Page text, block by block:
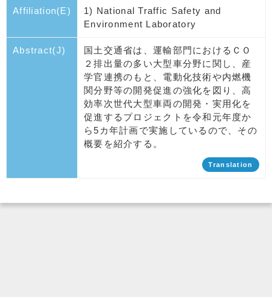
Affiliation(E)
1) National Traffic Safety and
Environment Laboratory
Abstract(J)
国土交通省は、運輸部門におけるＣＯ
２排出量の多い大型車分野に関し、産
学官連携のもと、電動化技術や内燃機
関分野等の開発促進の強化を図り、高
効率次世代大型車両の開発・実用化を
促進するプロジェクトを令和元年度か
ら5カ年計画で実施しているので、その
概要を紹介する。
Translation